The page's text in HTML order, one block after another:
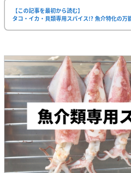
【この記事を最初から読む】
タコ・イカ・貝類専用スパイス!? 魚介特化の万